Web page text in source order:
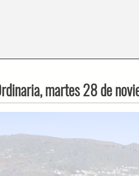
martes 28 de